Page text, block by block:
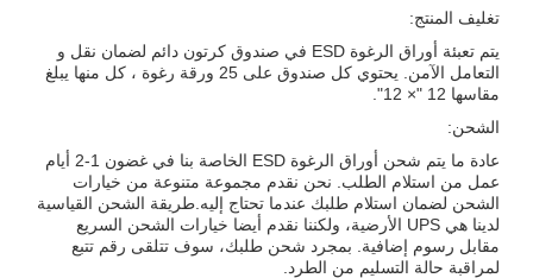
تغليف المنتج:
يتم تعبئة أوراق الرغوة ESD في صندوق كرتون دائم لضمان نقل و
التعامل الآمن. يحتوي كل صندوق على 25 ورقة رغوة ، كل منها يبلغ
مقاسها 12 "× 12".
الشحن:
عادة ما يتم شحن أوراق الرغوة ESD الخاصة بنا في غضون 1-2 أيام
عمل من استلام الطلب. نحن نقدم مجموعة متنوعة من خيارات
الشحن لضمان استلام طلبك عندما تحتاج إليه.طريقة الشحن القياسية
لدينا هي UPS الأرضية، ولكننا نقدم أيضا خيارات الشحن السريع
مقابل رسوم إضافية. بمجرد شحن طلبك، سوف تتلقى رقم تتبع
لمراقبة حالة التسليم من الطرد.